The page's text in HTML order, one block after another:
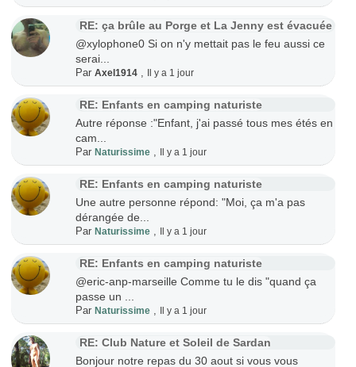
RE: ça brûle au Porge et La Jenny est évacuée
@xylophone0 Si on n'y mettait pas le feu aussi ce
serai...
ParAxel1914 Il y a 1 jour
RE: Enfants en camping naturiste
Autre réponse :"Enfant, j'ai passé tous mes étés en
cam...
ParNaturissime Il y a 1 jour
RE: Enfants en camping naturiste
Une autre personne répond: "Moi, ça m'a pas
dérangée de...
ParNaturissime Il y a 1 jour
RE: Enfants en camping naturiste
@eric-anp-marseille Comme tu le dis "quand ça
passe un ...
ParNaturissime Il y a 1 jour
RE: Club Nature et Soleil de Sardan
Bonjour notre repas du 30 aout si vous vous